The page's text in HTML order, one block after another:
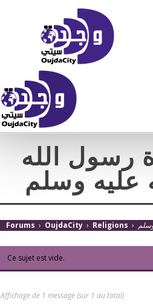
رسول الله
عليه وسلم
Forums › OujdaCity › Religions ›
Ce sujet est vide.
Affichage de 1 message (sur 1 au total)